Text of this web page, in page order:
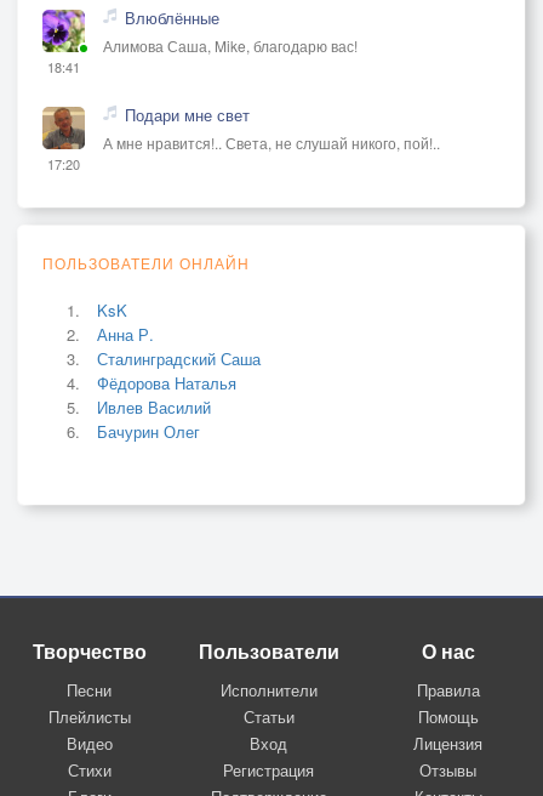
18:41
Влюблённые
Алимова Саша, Mike, благодарю вас!
17:20
Подари мне свет
А мне нравится!.. Света, не слушай никого, пой!..
ПОЛЬЗОВАТЕЛИ ОНЛАЙН
KsK
Анна Р.
Сталинградский Саша
Фёдорова Наталья
Ивлев Василий
Бачурин Олег
Творчество
Песни
Плейлисты
Видео
Стихи
Пользователи
Исполнители
Статьи
Вход
Регистрация
О нас
Правила
Помощь
Лицензия
Отзывы